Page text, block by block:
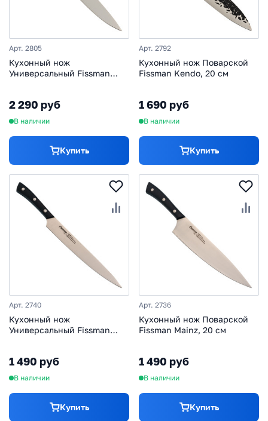
Арт. 2805
Кухонный нож
Универсальный Fissman
2 290 руб
В наличии
Купить
Арт. 2792
Кухонный нож Поварской
Fissman Kendo, 20 см
1 690 руб
В наличии
Купить
Арт. 2740
Кухонный нож
Универсальный Fissman
1 490 руб
В наличии
Купить
Арт. 2736
Кухонный нож Поварской
Fissman Mainz, 20 см
1 490 руб
В наличии
Купить